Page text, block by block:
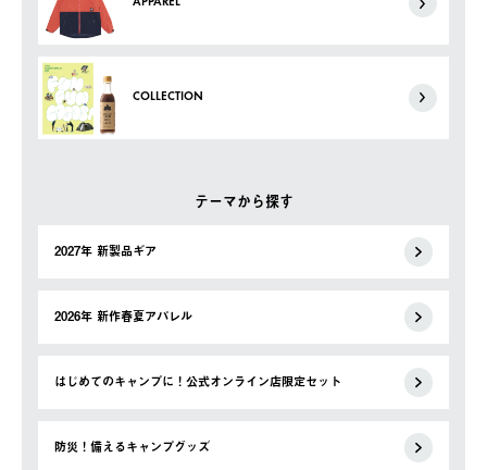
APPAREL
COLLECTION
テーマから探す
2027年 新製品ギア
2026年 新作春夏アパレル
はじめてのキャンプに！公式オンライン店限定セット
防災！備えるキャンプグッズ